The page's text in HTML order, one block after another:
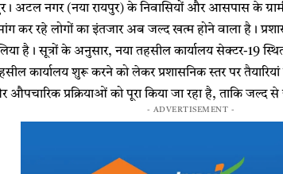
अटल नगर (नया रायपुर) के निवासियों और आसपास के
कर रहे लोगों का इंतजार अब जल्द खत्म होने वाला है।
है। सूत्रों के अनुसार, नया तहसील कार्यालय सेक्टर-19
कार्यालय शुरू करने को लेकर प्रशासनिक स्तर पर
प्रक्रियाओं को पूरा किया जा रहा है, ताकि जल्द
- ADVERTISEMENT -